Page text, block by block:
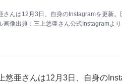
さんは12月3日、自身のInstagramを更新
画像出典：三上悠亜さん公式Instagramより
悠亜さんは12月3日、自身の